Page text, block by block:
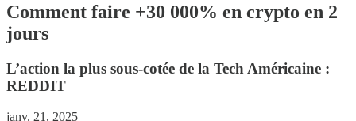
Comment faire +30 000% en crypto en 2
jours
L’action la plus sous-cotée de la Tech Américaine :
REDDIT
janv. 21, 2025